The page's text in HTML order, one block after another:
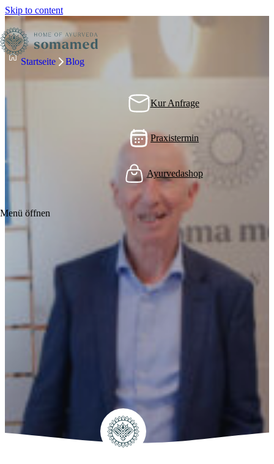
Skip to content
Kur Anfrage
Praxistermin
Ayurvedashop
Menü öffnen
Startseite Blog